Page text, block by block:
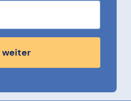
weiter